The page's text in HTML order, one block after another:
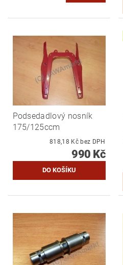
Podsedadlový nosník
175/125ccm
818,18 Kč bez DPH
990 Kč